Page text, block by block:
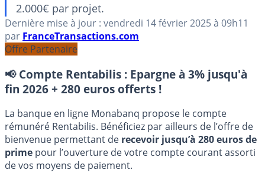
2.000€ par projet.
Dernière mise à jour : vendredi 14 février 2025à 09h11
par FranceTransactions.com
Offre Partenaire
📢 Compte Rentabilis : Epargne à 3% jusqu'à
fin 2026 + 280 euros offerts !
La banque en ligne Monabanq propose le compte
rémunéré Rentabilis. Bénéficiez par ailleurs de l’offre de
bienvenue permettant de recevoir jusqu’à 280 euros de
prime pour l’ouverture de votre compte courant assorti
de vos moyens de paiement.